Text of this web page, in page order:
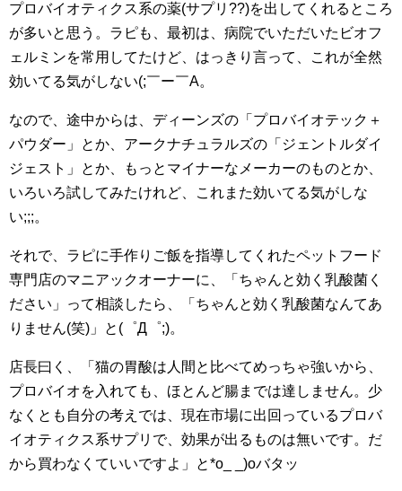
プロバイオティクス系の薬(サプリ??)を出してくれるところ
が多いと思う。ラピも、最初は、病院でいただいたビオフ
ェルミンを常用してたけど、はっきり言って、これが全然
効いてる気がしない(;￣ー￣A。
なので、途中からは、ディーンズの「プロバイオテック＋
パウダー」とか、アークナチュラルズの「ジェントルダイ
ジェスト」とか、もっとマイナーなメーカーのものとか、
いろいろ試してみたけれど、これまた効いてる気がしな
い;;;。
それで、ラピに手作りご飯を指導してくれたペットフード
専門店のマニアックオーナーに、「ちゃんと効く乳酸菌く
ださい」って相談したら、「ちゃんと効く乳酸菌なんてあ
りません(笑)」と(゜Д゜;)。
店長曰く、「猫の胃酸は人間と比べてめっちゃ強いから、
プロバイオを入れても、ほとんど腸までは達しません。少
なくとも自分の考えでは、現在市場に出回っているプロバ
イオティクス系サプリで、効果が出るものは無いです。だ
から買わなくていいですよ」と*o_ _)oバタッ